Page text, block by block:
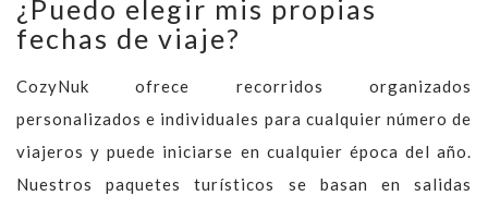
¿Puedo elegir mis propias
fechas de viaje?
CozyNuk ofrece recorridos organizados
personalizados e individuales para cualquier número de
viajeros y puede iniciarse en cualquier época del año.
Nuestros paquetes turísticos se basan en salidas